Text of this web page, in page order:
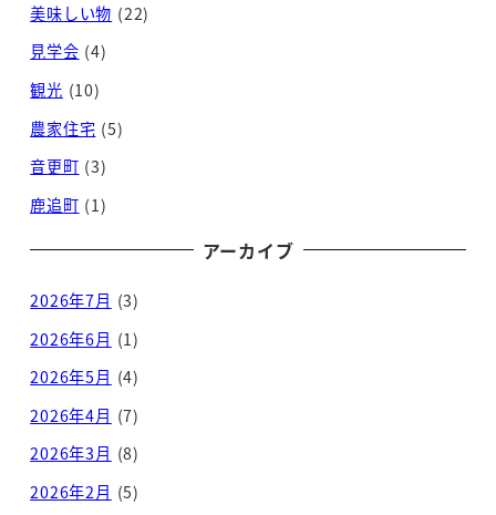
美味しい物 (22)
見学会 (4)
観光 (10)
農家住宅 (5)
音更町 (3)
鹿追町 (1)
アーカイブ
2026年7月 (3)
2026年6月 (1)
2026年5月 (4)
2026年4月 (7)
2026年3月 (8)
2026年2月 (5)